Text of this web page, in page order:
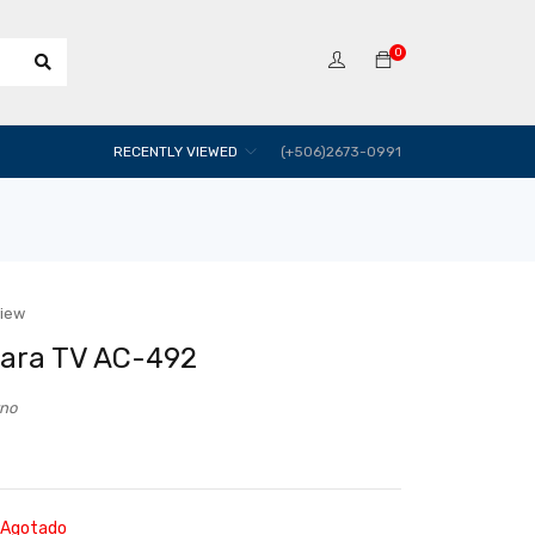
0
(+506)2673-0991
RECENTLY VIEWED
TV AC-492
Agotado